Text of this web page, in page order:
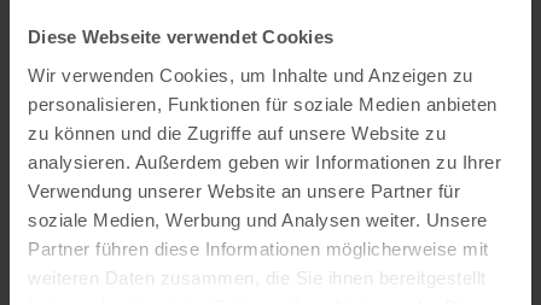
Diese Webseite verwendet Cookies
Wir verwenden Cookies, um Inhalte und Anzeigen zu
personalisieren, Funktionen für soziale Medien anbieten
zu können und die Zugriffe auf unsere Website zu
analysieren. Außerdem geben wir Informationen zu Ihrer
Verwendung unserer Website an unsere Partner für
soziale Medien, Werbung und Analysen weiter. Unsere
Partner führen diese Informationen möglicherweise mit
weiteren Daten zusammen, die Sie ihnen bereitgestellt
Er zijn voldoende parkeerplaatsen voor auto's en
bussen.
Reisverslag van de blogger "Der Ostwest4fale":
"Der Ostwestf4le op weg naar abdij Mariawald
en kasteel Hengebach